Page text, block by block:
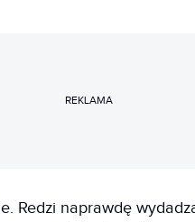
REKLAMA
Redzi naprawdę